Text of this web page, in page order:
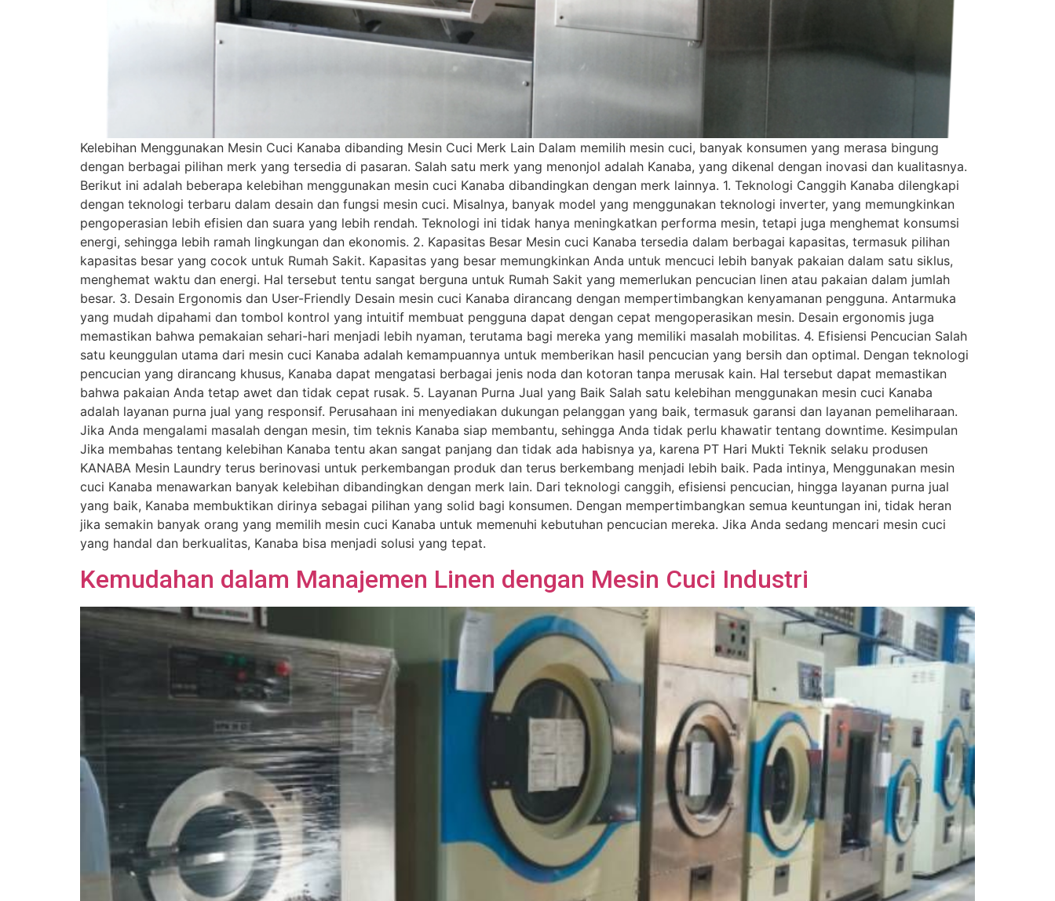
Kelebihan Menggunakan Mesin Cuci Kanaba dibanding Mesin Cuci Merk Lain Dalam memilih mesin cuci, banyak konsumen yang merasa bingung
dengan berbagai pilihan merk yang tersedia di pasaran. Salah satu merk yang menonjol adalah Kanaba, yang dikenal dengan inovasi dan kualitasnya.
Berikut ini adalah beberapa kelebihan menggunakan mesin cuci Kanaba dibandingkan dengan merk lainnya. 1. Teknologi Canggih Kanaba dilengkapi
dengan teknologi terbaru dalam desain dan fungsi mesin cuci. Misalnya, banyak model yang menggunakan teknologi inverter, yang memungkinkan
pengoperasian lebih efisien dan suara yang lebih rendah. Teknologi ini tidak hanya meningkatkan performa mesin, tetapi juga menghemat konsumsi
energi, sehingga lebih ramah lingkungan dan ekonomis. 2. Kapasitas Besar Mesin cuci Kanaba tersedia dalam berbagai kapasitas, termasuk pilihan
kapasitas besar yang cocok untuk Rumah Sakit. Kapasitas yang besar memungkinkan Anda untuk mencuci lebih banyak pakaian dalam satu siklus,
menghemat waktu dan energi. Hal tersebut tentu sangat berguna untuk Rumah Sakit yang memerlukan pencucian linen atau pakaian dalam jumlah
besar. 3. Desain Ergonomis dan User-Friendly Desain mesin cuci Kanaba dirancang dengan mempertimbangkan kenyamanan pengguna. Antarmuka
yang mudah dipahami dan tombol kontrol yang intuitif membuat pengguna dapat dengan cepat mengoperasikan mesin. Desain ergonomis juga
memastikan bahwa pemakaian sehari-hari menjadi lebih nyaman, terutama bagi mereka yang memiliki masalah mobilitas. 4. Efisiensi Pencucian Salah
satu keunggulan utama dari mesin cuci Kanaba adalah kemampuannya untuk memberikan hasil pencucian yang bersih dan optimal. Dengan teknologi
pencucian yang dirancang khusus, Kanaba dapat mengatasi berbagai jenis noda dan kotoran tanpa merusak kain. Hal tersebut dapat memastikan
bahwa pakaian Anda tetap awet dan tidak cepat rusak. 5. Layanan Purna Jual yang Baik Salah satu kelebihan menggunakan mesin cuci Kanaba
adalah layanan purna jual yang responsif. Perusahaan ini menyediakan dukungan pelanggan yang baik, termasuk garansi dan layanan pemeliharaan.
Jika Anda mengalami masalah dengan mesin, tim teknis Kanaba siap membantu, sehingga Anda tidak perlu khawatir tentang downtime. Kesimpulan
Jika membahas tentang kelebihan Kanaba tentu akan sangat panjang dan tidak ada habisnya ya, karena PT Hari Mukti Teknik selaku produsen
KANABA Mesin Laundry terus berinovasi untuk perkembangan produk dan terus berkembang menjadi lebih baik. Pada intinya, Menggunakan mesin
cuci Kanaba menawarkan banyak kelebihan dibandingkan dengan merk lain. Dari teknologi canggih, efisiensi pencucian, hingga layanan purna jual
yang baik, Kanaba membuktikan dirinya sebagai pilihan yang solid bagi konsumen. Dengan mempertimbangkan semua keuntungan ini, tidak heran
jika semakin banyak orang yang memilih mesin cuci Kanaba untuk memenuhi kebutuhan pencucian mereka. Jika Anda sedang mencari mesin cuci
yang handal dan berkualitas, Kanaba bisa menjadi solusi yang tepat.
Kemudahan dalam Manajemen Linen dengan Mesin Cuci Industri